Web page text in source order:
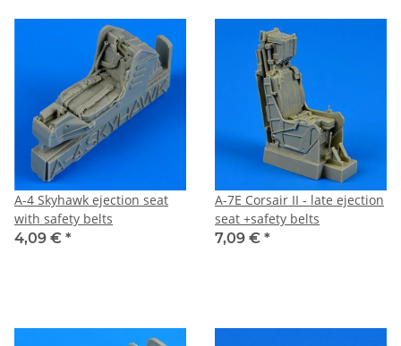
A-4 Skyhawk ejection seat
with safety belts
4,09 € *
A-7E Corsair II - late ejection
seat +safety belts
7,09 € *